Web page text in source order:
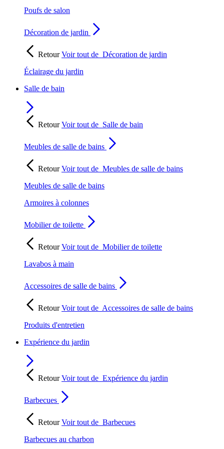
Poufs de salon
Décoration de jardin
RetourVoir tout de Décoration de jardin
Éclairage du jardin
Salle de bain
RetourVoir tout de Salle de bain
Meubles de salle de bains
RetourVoir tout de Meubles de salle de bains
Meubles de salle de bains
Armoires à colonnes
Mobilier de toilette
RetourVoir tout de Mobilier de toilette
Lavabos à main
Accessoires de salle de bains
RetourVoir tout de Accessoires de salle de bains
Produits d'entretien
Expérience du jardin
RetourVoir tout de Expérience du jardin
Barbecues
RetourVoir tout de Barbecues
Barbecues au charbon